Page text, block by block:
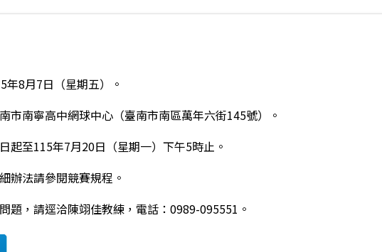
動計畫-玩科學．動權利．創未來」跨縣市交流競賽活動
年8月7日（星期五）。
市南寧高中網球中心（臺南市南區萬年六街145號）。
起至115年7月20日（星期一）下午5時止。
辦法請參閱競賽規程。
題，請逕洽陳翊佳教練，電話：0989-095551。